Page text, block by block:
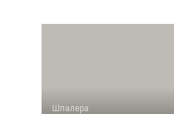
Шпалера